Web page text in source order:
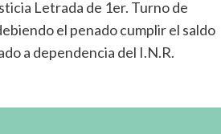
Letrada de 1er. Turno de
el penado cumplir el saldo
a dependencia del I.N.R.